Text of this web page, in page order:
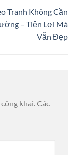
Tranh Không Cần
– Tiện Lợi Mà
Vẫn Đẹp
khai. Các